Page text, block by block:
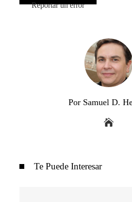
Reportar un error
Por Samuel D.
Te Puede Interesar